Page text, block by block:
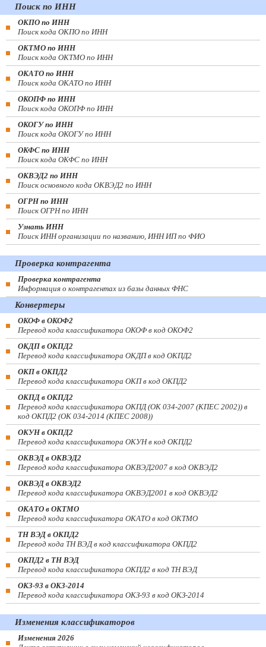
Поиск по ИНН
ОКПО по ИНН
Поиск кода ОКПО по ИНН
ОКТМО по ИНН
Поиск кода ОКТМО по ИНН
ОКАТО по ИНН
Поиск кода ОКАТО по ИНН
ОКОПФ по ИНН
Поиск кода ОКОПФ по ИНН
ОКОГУ по ИНН
Поиск кода ОКОГУ по ИНН
ОКФС по ИНН
Поиск кода ОКФС по ИНН
ОКВЭД2 по ИНН
Поиск основного кода ОКВЭД2 по ИНН
ОГРН по ИНН
Поиск ОГРН по ИНН
Узнать ИНН
Поиск ИНН организации по названию, ИНН ИП по ФИО
Проверка контрагента
Проверка контрагента
Информация о контрагентах из базы данных ФНС
Конвертеры
ОКОФ в ОКОФ2
Перевод кода классификатора ОКОФ в код ОКОФ2
ОКДП в ОКПД2
Перевод кода классификатора ОКДП в код ОКПД2
ОКП в ОКПД2
Перевод кода классификатора ОКП в код ОКПД2
ОКПД в ОКПД2
Перевод кода классификатора ОКПД (ОК 034-2007 (КПЕС 2002)) в
код ОКПД2 (ОК 034-2014 (КПЕС 2008))
ОКУН в ОКПД2
Перевод кода классификатора ОКУН в код ОКПД2
ОКВЭД в ОКВЭД2
Перевод кода классификатора ОКВЭД2007 в код ОКВЭД2
ОКВЭД в ОКВЭД2
Перевод кода классификатора ОКВЭД2001 в код ОКВЭД2
ОКАТО в ОКТМО
Перевод кода классификатора ОКАТО в код ОКТМО
ТН ВЭД в ОКПД2
Перевод кода ТН ВЭД в код классификатора ОКПД2
ОКПД2 в ТН ВЭД
Перевод кода классификатора ОКПД2 в код ТН ВЭД
ОКЗ-93 в ОКЗ-2014
Перевод кода классификатора ОКЗ-93 в код ОКЗ-2014
Изменения классификаторов
Изменения 2026